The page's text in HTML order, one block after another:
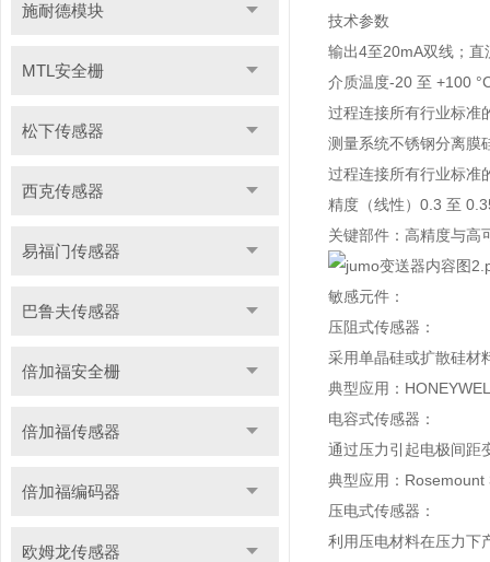
施耐德模块
MTL安全栅
松下传感器
西克传感器
易福门传感器
巴鲁夫传感器
倍加福安全栅
倍加福传感器
倍加福编码器
欧姆龙传感器
技术参数
输出4至20mA双线；直
介质温度-20 至 +100
过程连接所有行业标准
测量系统不锈钢分离膜
过程连接所有行业标准
精度（线性） 0.3 至
关键部件：高精度与高
敏感元件：
压阻式传感器：
采用单晶硅或扩散硅材
典型应用：
电容式传感器：
通过压力引起电极间距
典型应用：
压电式传感器：
利用压电材料在压力下